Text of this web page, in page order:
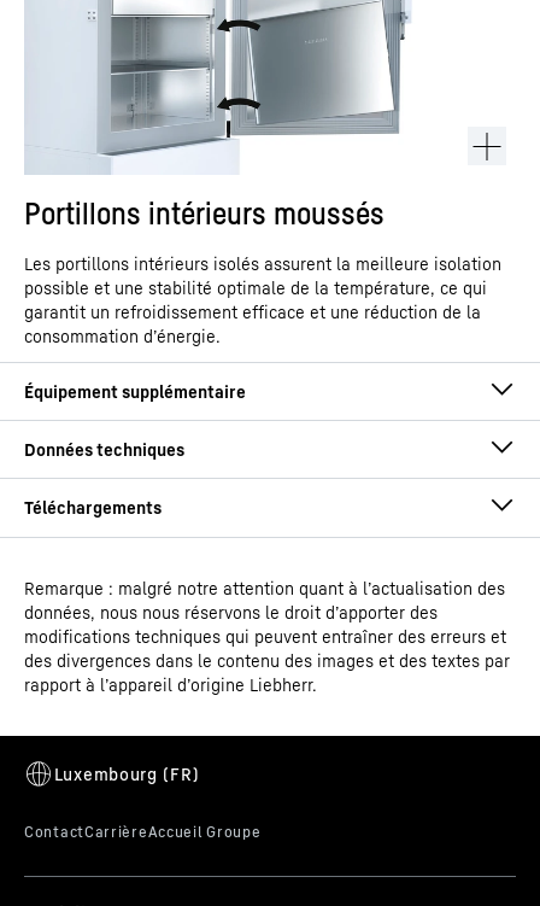
Portillons intérieurs moussés
Les portillons intérieurs isolés assurent la meilleure isolation
possible et une stabilité optimale de la température, ce qui
garantit un refroidissement efficace et une réduction de la
consommation d’énergie.
Fabrication en acier inoxydable
en acier inoxydable et donc faciles à nettoyer. Cela
Type de modèle
Congélateur ULT de
laboratoire
Code article - IDN
Notice de montage et d'installation
Mode d'emploi
Remarque : malgré notre attention quant à l’actualisation des
données, nous nous réservons le droit d’apporter des
modifications techniques qui peuvent entraîner des erreurs et
des divergences dans le contenu des images et des textes par
rapport à l’appareil d’origine Liebherr.